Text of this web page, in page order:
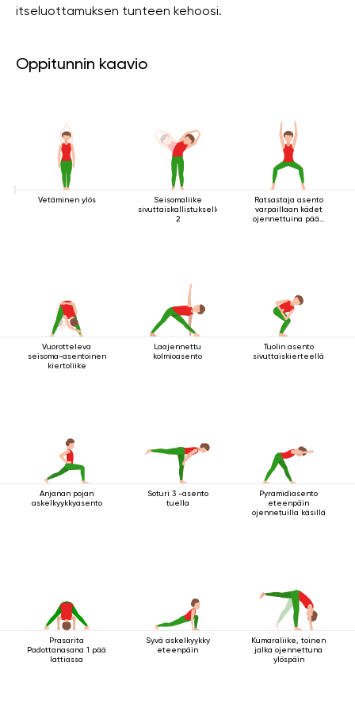
itseluottamuksen tunteen kehoosi.
Oppitunnin kaavio
Vetäminen ylös
Seisomaliike
sivuttaiskallistuksella
2
Ratsastaja asento
varpaillaan kädet
ojennettuina pään
Vuorotteleva
seisoma-asentoinen
kiertoliike
Laajennettu
kolmioasento
Tuolin asento
sivuttaiskierteellä
Anjanan pojan
askelkyykkyasento
Soturi 3 -asento
tuella
Pyramidiasento
eteenpäin
ojennetuilla käsillä
Prasarita
Padottanasana 1 pää
lattiassa
Syvä askelkyykky
eteenpäin
Kumaraliike, toinen
jalka ojennettuna
ylöspäin